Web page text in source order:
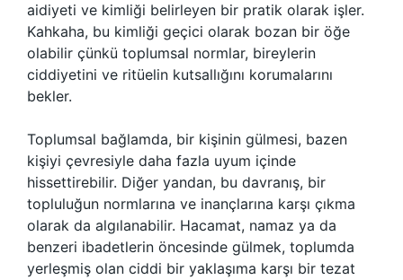
aidiyeti ve kimliği belirleyen bir pratik olarak işler.
Kahkaha, bu kimliği geçici olarak bozan bir öğe
olabilir çünkü toplumsal normlar, bireylerin
ciddiyetini ve ritüelin kutsallığını korumalarını
bekler.
Toplumsal bağlamda, bir kişinin gülmesi, bazen
kişiyi çevresiyle daha fazla uyum içinde
hissettirebilir. Diğer yandan, bu davranış, bir
topluluğun normlarına ve inançlarına karşı çıkma
olarak da algılanabilir. Hacamat, namaz ya da
benzeri ibadetlerin öncesinde gülmek, toplumda
yerleşmiş olan ciddi bir yaklaşıma karşı bir tezat